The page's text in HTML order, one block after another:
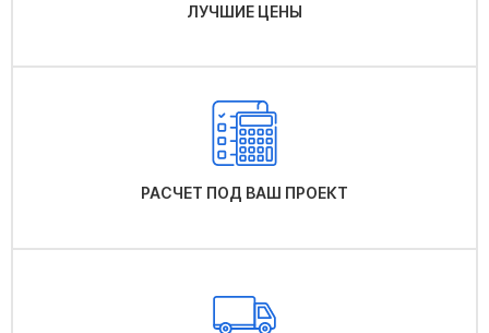
ЛУЧШИЕ ЦЕНЫ
РАСЧЕТ ПОД ВАШ ПРОЕКТ